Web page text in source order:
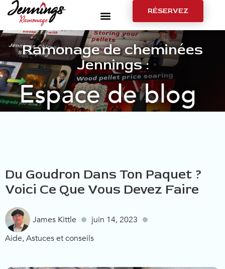
RÉSERVEZ
Ramonage de cheminées
Jennings :
Espace de blog
Du Goudron Dans Ton Paquet ?
Voici Ce Que Vous Devez Faire
James Kittle
juin 14, 2023
Aide,Astuces et conseils